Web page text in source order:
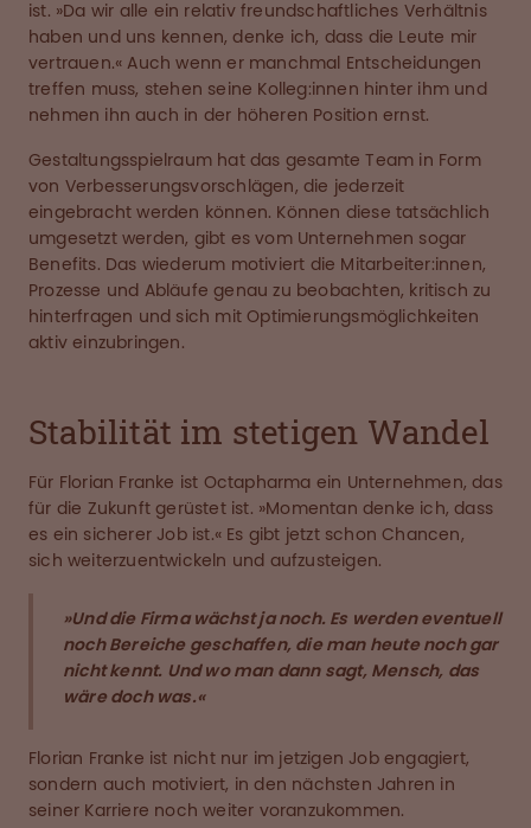
ist. »Da wir alle ein relativ freundschaftliches Verhältnis
haben und uns kennen, denke ich, dass die Leute mir
vertrauen.« Auch wenn er manchmal Entscheidungen
treffen muss, stehen seine Kolleg:innen hinter ihm und
nehmen ihn auch in der höheren Position ernst.
Gestaltungsspielraum hat das gesamte Team in Form
von Verbesserungsvorschlägen, die jederzeit
eingebracht werden können. Können diese tatsächlich
umgesetzt werden, gibt es vom Unternehmen sogar
Benefits. Das wiederum motiviert die Mitarbeiter:innen,
Prozesse und Abläufe genau zu beobachten, kritisch zu
hinterfragen und sich mit Optimierungsmöglichkeiten
aktiv einzubringen.
Stabilität im stetigen Wandel
Für Florian Franke ist Octapharma ein Unternehmen, das
für die Zukunft gerüstet ist. »Momentan denke ich, dass
es ein sicherer Job ist.« Es gibt jetzt schon Chancen,
sich weiterzuentwickeln und aufzusteigen.
»Und die Firma wächst ja noch. Es werden eventuell
noch Bereiche geschaffen, die man heute noch gar
nicht kennt. Und wo man dann sagt, Mensch, das
wäre doch was.«
Florian Franke ist nicht nur im jetzigen Job engagiert,
sondern auch motiviert, in den nächsten Jahren in
seiner Karriere noch weiter voranzukommen.